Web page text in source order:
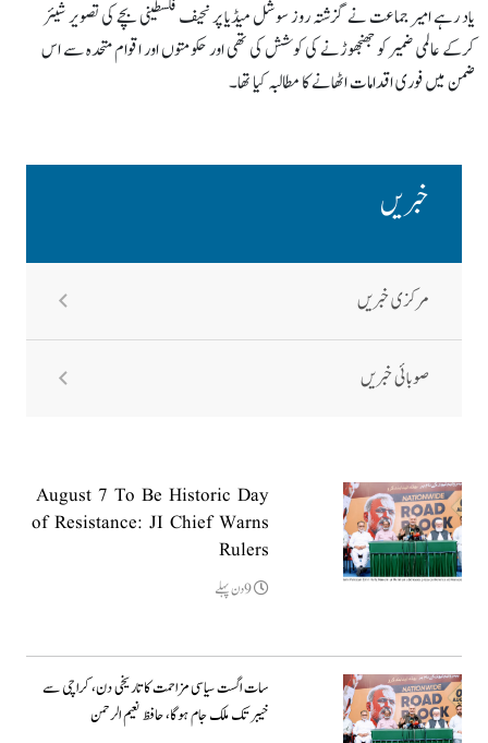
یاد رہے امیر جماعت نے گزشتہ روز سوشل میڈیا پر نحیف فلسطینی بچے کی تصویر شیئر
کرکے عالمی ضمیر کو جھنجھوڑنے کی کوشش کی تھی اور حکومتوں اور اقوام متحدہ سے اس
ضمن میں فوری اقدامات اٹھانے کا مطالبہ کیا تھا۔
خبریں
مرکزی خبریں
صوبائی خبریں
August 7 To Be Historic Day
of Resistance: JI Chief Warns
Rulers
9دن پہلے
سات اگست سیاسی مزاحمت کا تاریخی دن، کراچی سے
خیبر تک ملک جام ہوگا، حافظ نعیم الرحمن